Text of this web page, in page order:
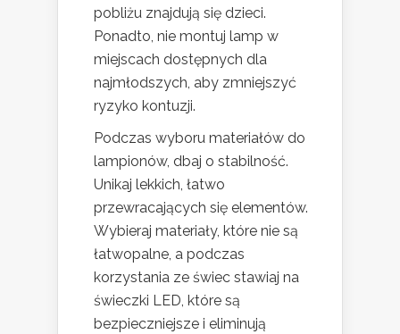
pobliżu znajdują się dzieci.
Ponadto, nie montuj lamp w
miejscach dostępnych dla
najmłodszych, aby zmniejszyć
ryzyko kontuzji.
Podczas wyboru materiałów do
lampionów, dbaj o stabilność.
Unikaj lekkich, łatwo
przewracających się elementów.
Wybieraj materiały, które nie są
łatwopalne, a podczas
korzystania ze świec stawiaj na
świeczki LED, które są
bezpieczniejsze i eliminują